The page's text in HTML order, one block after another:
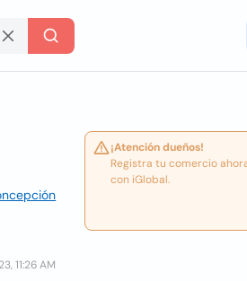
11:26 AM
¡Atención dueños!
Registra tu comercio
con iGlobal.